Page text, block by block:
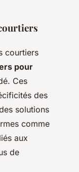
courtiers
pour
Ces
des
solutions
comme
aux
de